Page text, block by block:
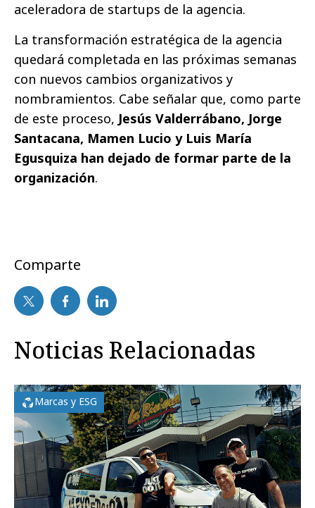
aceleradora de startups de la agencia.
La transformación estratégica de la agencia
quedará completada en las próximas semanas
con nuevos cambios organizativos y
nombramientos. Cabe señalar que, como parte
de este proceso, Jesús Valderrábano, Jorge
Santacana, Mamen Lucio y Luis María
Egusquiza han dejado de formar parte de la
organización.
Comparte
Noticias Relacionadas
Marcas y ESG